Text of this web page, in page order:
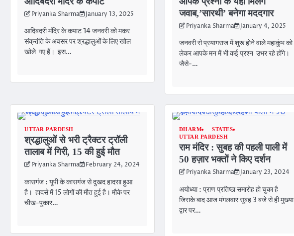
Priyanka Sharma January 13, 2025
आदिबदरी मंदिर के कपाट 14 जनवरी को मकर
संक्रांति के अवसर पर श्रद्धालुओं के लिए खोल
खोले गए हैं। इस…
जवाब,’सारथी’ बनेगा मददगार
Priyanka Sharma January 4, 2025
जनवरी से प्रयागराज में शुरू होने वाले महाकुंभ को
लेकर आपके मन में भी कई प्रश्न उभर रहे होंगे।
जैसे-…
UTTAR PARDESH
श्रद्धालुओं से भरी ट्रैक्टर ट्रॉली
तालाब में गिरी, 15 की हुई मौत
Priyanka Sharma February 24, 2024
कासगंज : यूपी के कासगंज से दुखद हादसा हुआ
है। हादसे में 15 लोगों की मौत हुई है। मौके पर
चीख-पुकार…
DHARM
STATES
UTTAR PARDESH
राम मंदिर : सुबह की पहली पाली में
50 हज़ार भक्तों ने किए दर्शन
Priyanka Sharma January 23, 2024
अयोध्या : प्राण प्रतिष्ठा समारोह हो चुका है
जिसके बाद आज मंगलवार सुबह 3 बजे से ही मुख्या
द्वार पर…